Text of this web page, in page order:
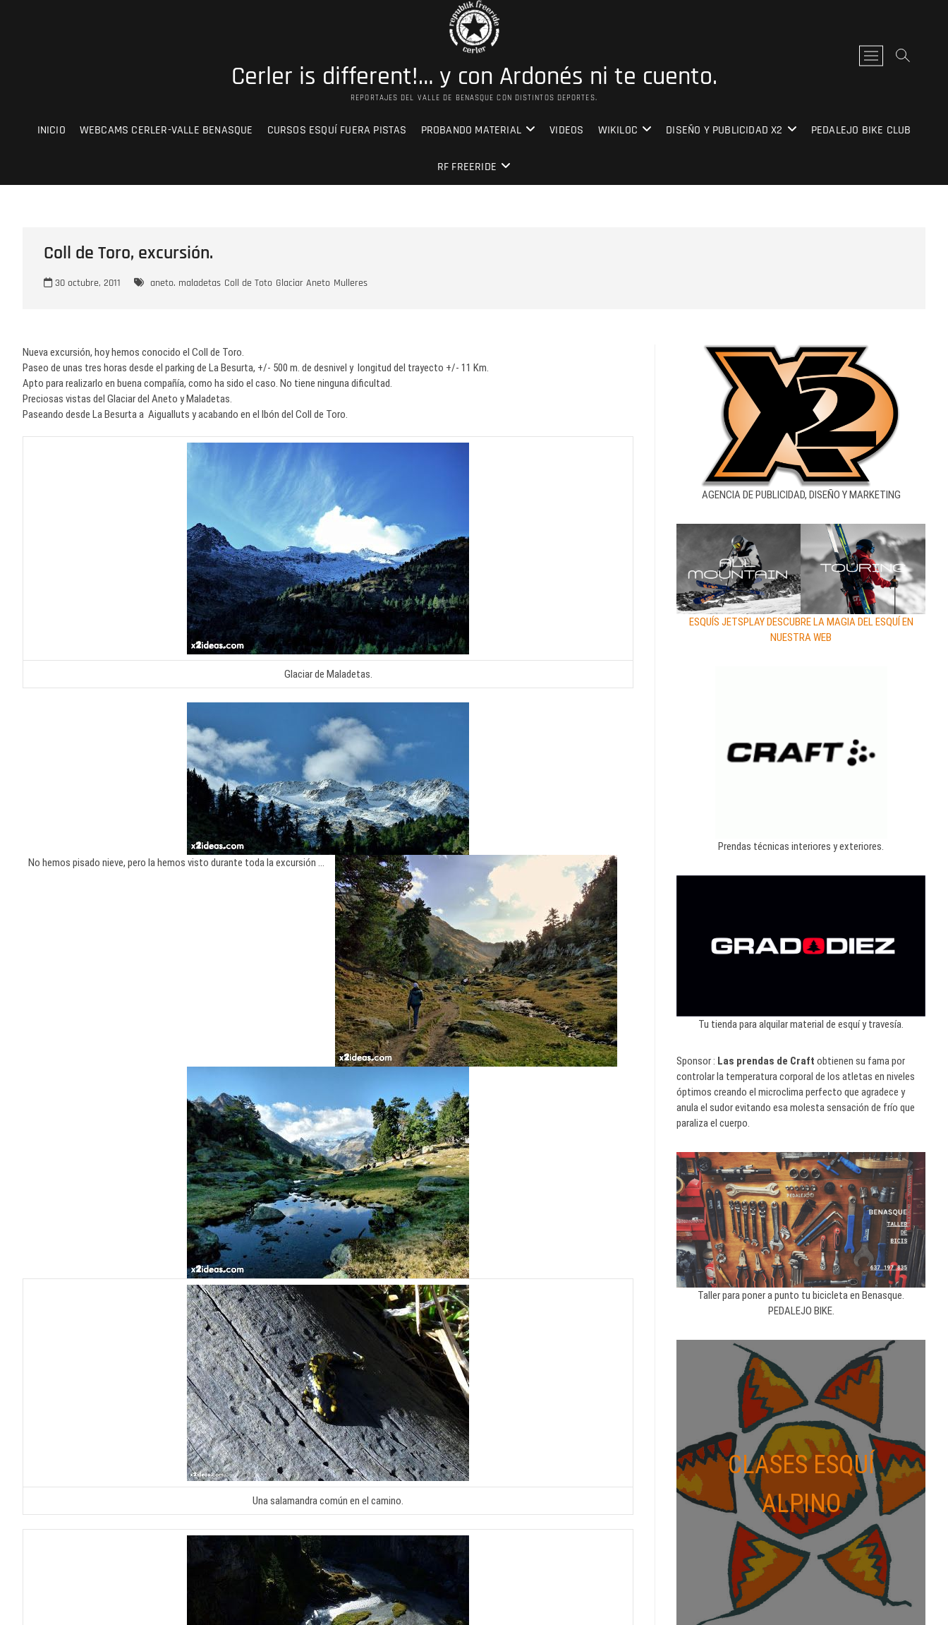
Cerler is different!… y con Ardonés ni te cuento.
REPORTAJES DEL VALLE DE BENASQUE CON DISTINTOS DEPORTES.
INICIO WEBCAMS CERLER-VALLE BENASQUE CURSOS ESQUÍ FUERA PISTAS PROBANDO MATERIAL VIDEOS WIKILOC DISEÑO Y PUBLICIDAD X2 PEDALEJO BIKE CLUB
RF FREERIDE
B
o
d
Coll de Toro, excursión.
30 octubre, 2011 aneto. maladetas Coll de Toto Glaciar Aneto Mulleres
Nueva excursión, hoy hemos conocido el Coll de Toro.
Paseo de unas tres horas desde el parking de La Besurta, +/- 500 m. de desnivel y longitud del trayecto +/- 11 Km.
Apto para realizarlo en buena compañía, como ha sido el caso. No tiene ninguna dificultad.
Preciosas vistas del Glaciar del Aneto y Maladetas.
Paseando desde La Besurta a Aigualluts y acabando en el Ibón del Coll de Toro.
Glaciar de Maladetas.
No hemos pisado nieve, pero la hemos visto durante toda la excursión …
Una salamandra común en el camino.
AGENCIA DE PUBLICIDAD, DISEÑO Y MARKETING
ESQUÍS JETSPLAY DESCUBRE LA MAGIA DEL ESQUÍ EN
NUESTRA WEB
Prendas técnicas interiores y exteriores.
Tu tienda para alquilar material de esquí y travesía.
Sponsor : Las prendas de Craft obtienen su fama por
controlar la temperatura corporal de los atletas en niveles
óptimos creando el microclima perfecto que agradece y
anula el sudor evitando esa molesta sensación de frío que
paraliza el cuerpo.
Taller para poner a punto tu bicicleta en Benasque.
PEDALEJO BIKE.
CLASES ESQUÍ
ALPINO